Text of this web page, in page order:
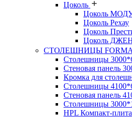
Цоколь
Цоколь
Цоколь Рехау
Цоколь
Цоколь
СТОЛЕШНИЦЫ FORMA
Столешницы
Стеновая панель
Кромка для
Столешницы
Стеновая панель
Столешницы
HPL Компакт-плита